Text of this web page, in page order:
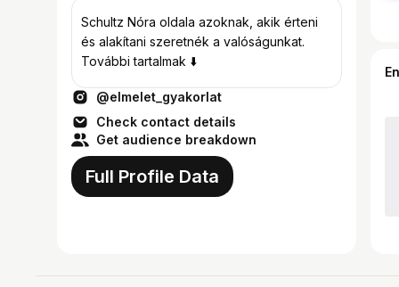
Schultz Nóra oldala azoknak, akik érteni
és alakítani szeretnék a valóságunkat.
További tartalmak ⬇️
@elmelet_gyakorlat
Check contact details
Get audience breakdown
Full Profile Data